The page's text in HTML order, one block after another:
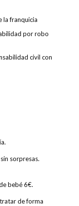
la franquicia
por robo
civil con
sorpresas.
bebé 6€.
de forma